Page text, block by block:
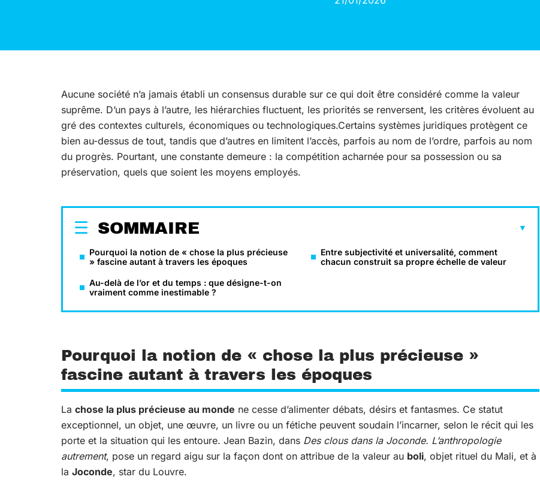
Aucune société n’a jamais établi un consensus durable sur ce qui doit être considéré comme la valeur
suprême. D’un pays à l’autre, les hiérarchies fluctuent, les priorités se renversent, les critères évoluent au
gré des contextes culturels, économiques ou technologiques.Certains systèmes juridiques protègent ce
bien au-dessus de tout, tandis que d’autres en limitent l’accès, parfois au nom de l’ordre, parfois au nom
du progrès. Pourtant, une constante demeure : la compétition acharnée pour sa possession ou sa
préservation, quels que soient les moyens employés.
SOMMAIRE
Pourquoi la notion de « chose la plus précieuse
» fascine autant à travers les époques
Au-delà de l’or et du temps : que désigne-t-on
vraiment comme inestimable ?
Entre subjectivité et universalité, comment
chacun construit sa propre échelle de valeur
Pourquoi la notion de « chose la plus précieuse »
fascine autant à travers les époques
La chose la plus précieuse au monde ne cesse d’alimenter débats, désirs et fantasmes. Ce statut
exceptionnel, un objet, une œuvre, un livre ou un fétiche peuvent soudain l’incarner, selon le récit qui les
porte et la situation qui les entoure. Jean Bazin, dans Des clous dans la Joconde. L’anthropologie
autrement, pose un regard aigu sur la façon dont on attribue de la valeur au boli, objet rituel du Mali, et à
la Joconde, star du Louvre.